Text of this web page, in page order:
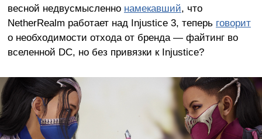
весной недвусмысленно намекавший, что
NetherRealm работает над Injustice 3, теперь говорит
о необходимости отхода от бренда — файтинг во
вселенной DC, но без привязки к Injustice?